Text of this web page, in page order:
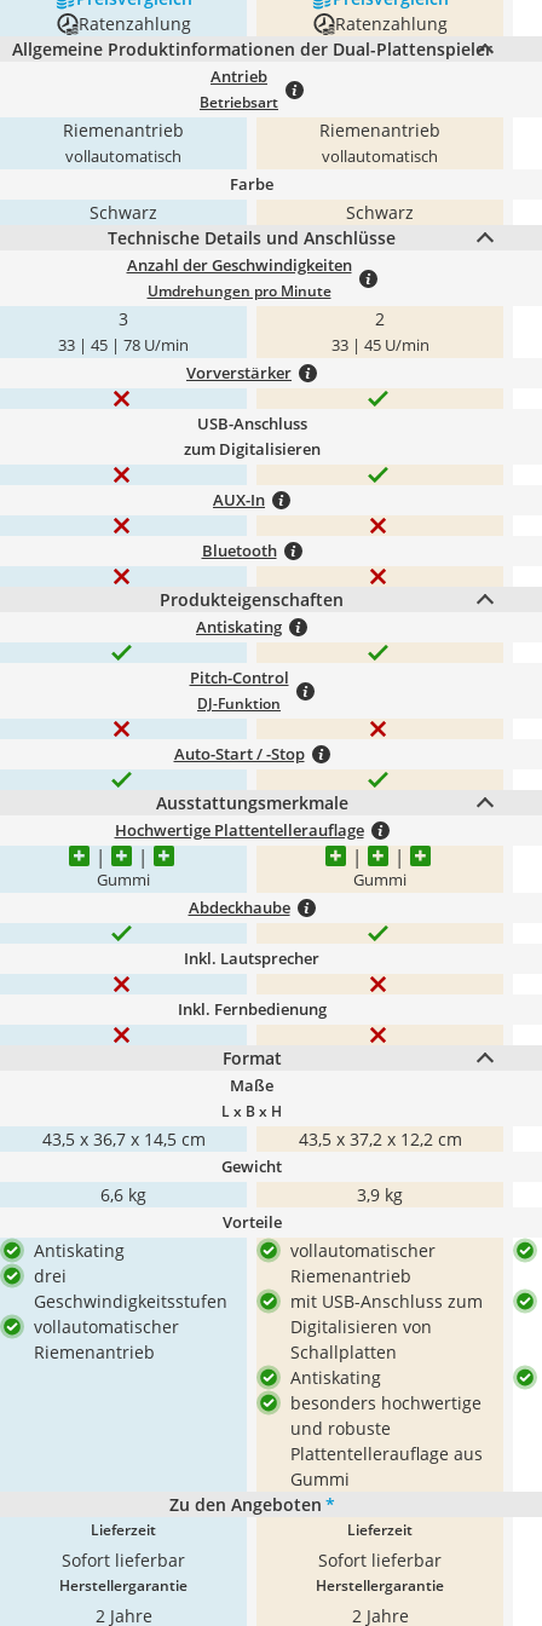
Ratenzahlung
Ratenzahlung
Allgemeine Produktinformationen der Dual-Plattenspieler
Antrieb
Betriebsart
Riemenantrieb
vollautomatisch
Riemenantrieb
vollautomatisch
Farbe
Schwarz
Schwarz
Technische Details und Anschlüsse
Anzahl der Geschwindigkeiten
Umdrehungen pro Minute
3
33 | 45 | 78 U/min
2
33 | 45 U/min
Vorverstärker
USB-Anschluss
zum Digitalisieren
AUX-In
Bluetooth
Produkteigenschaften
Antiskating
Pitch-Control
DJ-Funktion
Auto-Start / -Stop
Ausstattungsmerkmale
Hochwertige Plattentellerauflage
Gummi Gummi
Abdeckhaube
Inkl. Lautsprecher
Inkl. Fernbedienung
Format
Maße
L x B x H
43,5 x 36,7 x 14,5 cm 43,5 x 37,2 x 12,2 cm
Gewicht
6,6 kg 3,9 kg
Vorteile
Antiskating
drei
Geschwindigkeitsstufen
vollautomatischer
Riemenantrieb
vollautomatischer
Riemenantrieb
mit USB-Anschluss zum
Digitalisieren von
Schallplatten
Antiskating
besonders hochwertige
und robuste
Plattentellerauflage aus
Gummi
Zu den Angeboten *
Lieferzeit
Sofort lieferbar
Lieferzeit
Sofort lieferbar
Herstellergarantie
2 Jahre
Herstellergarantie
2 Jahre